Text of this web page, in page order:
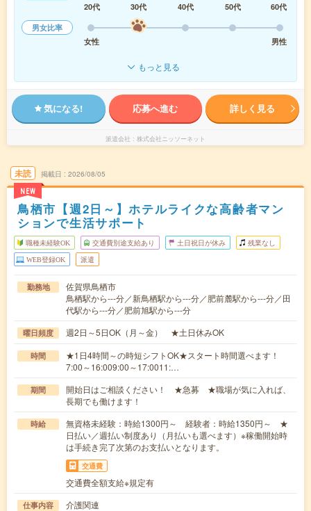
20代
30代 40代 50代
60代
男女比率
女性
男性
もっと見る
気になる! 応募へ進む 詳しく見る
派遣会社 株式会社ニッソーネット
未読
NEW
掲載日 2026/08/05
鳥栖市【週2日～】ホテルライクな高齢者マン
ションで生活サポート
職種未経験OK 交通費別途支給あり 土日祝日が休み 残業なし
WEB登録OK 派遣
勤務地
佐賀県鳥栖市
鳥栖駅から---分／新鳥栖駅から---分／肥前麓駅から---分／田
代駅から---分／肥前旭駅から---分
曜日頻度 週2日～5日OK（月～金） ★土日休みOK
時間
★1日4時間～の時短シフトOK★スタート時間選べます！
7:00～16:009:00～17:0011:…
期間
開始日はご相談ください！ ★急募 ★職場が気に入れば、
長期でも働けます！
時給
無資格未経験：時給1300円～ 経験者：時給1350円～ ★
日払い／週払い制度あり（月払いも選べます）※稼働開始時
は手続き完了次第のお支払いとなります。
交通費
交通費全額支給※規定有
仕事内容
介護関連